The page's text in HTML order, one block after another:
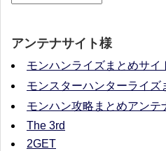
アンテナサイト様
モンハンライズまとめサイ
モンスターハンターライズ
モンハン攻略まとめアンテ
The 3rd
2GET